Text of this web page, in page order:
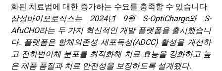
화된 치료법에 대한 증가하는 수요를 충족할 수 있습니다.
삼성바이오로직스는 2024년 9월 S-OptiCharge와 S-
AfuCHO라는 두 가지 혁신적인 개발 플랫폼을 출시했습니
다. 플랫폼은 항체의존성 세포독성(ADCC) 활성을 개선하
고 전하변이체 분포를 최적화해 치료 효능을 강화하고 높
은 제품 품질과 치료 안전성을 보장하도록 설계됐다.